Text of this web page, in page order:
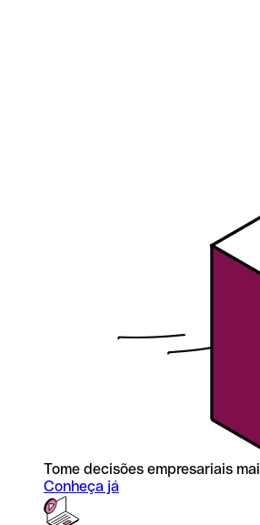
Tome decisões empresariais
Conheça já